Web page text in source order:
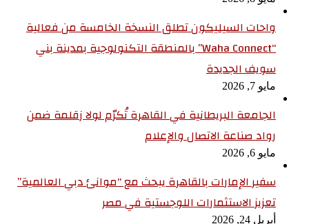
واحات السيليكون تطلق النسخة الخامسة من فعالية
“Waha Connect” بالمنطقة التكنولوجية بمدينة بني
سويف الجديدة
مايو 7, 2026
الجامعة البريطانية في القاهرة تُكرّم لولا زقلمة ضمن
رواد صناعة الاتصال والإعلام
مايو 6, 2026
سفير الإمارات بالقاهرة يبحث مع “موانئ دبي العالمية”
تعزيز الاستثمارات اللوجستية في مصر
أبريل 24, 2026